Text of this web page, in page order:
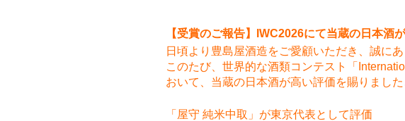
【受賞のご報告】IWC2026にて当蔵の日本酒
日頃より豊島屋酒造をご愛顧いただき、誠にあ
このたび、世界的な酒類コンテスト「
おいて、当蔵の日本酒が高い評価を賜りまし
「屋守 純米中取」が東京代表として評価